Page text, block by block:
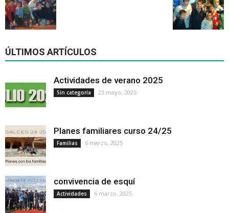
ÚLTIMOS ARTÍCULOS
Actividades de verano 2025
Sin categoría 23 mayo, 2025
Planes familiares curso 24/25
Familias 6 marzo, 2025
convivencia de esquí
Actividades 6 marzo, 2025